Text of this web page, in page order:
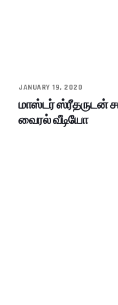
JANUARY 19, 2020
மாஸ்டர் ஸ்ரீதருடன்
வைரல் வீடியோ